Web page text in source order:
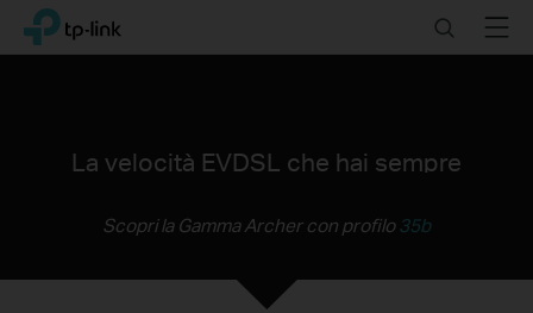
ClickTP-Link, Reliably Smart SearchMenu
La velocità EVDSL che hai sempre
Mbps
Scopri la Gamma Archer con profilo 35b